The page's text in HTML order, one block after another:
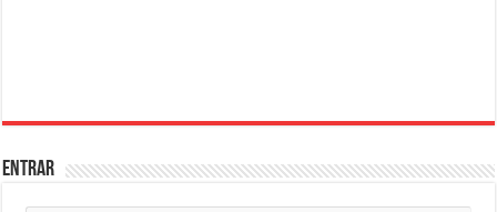
ENTRAR